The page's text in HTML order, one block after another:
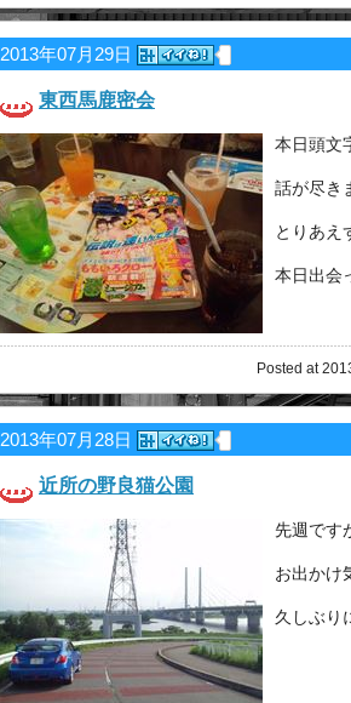
2013年07月29日
東西馬鹿密会
本日頭文
話が尽き
とりあえ
本日出会
Posted at
2013年07月28日
近所の野良猫公園
先週です
お出かけ
久しぶり